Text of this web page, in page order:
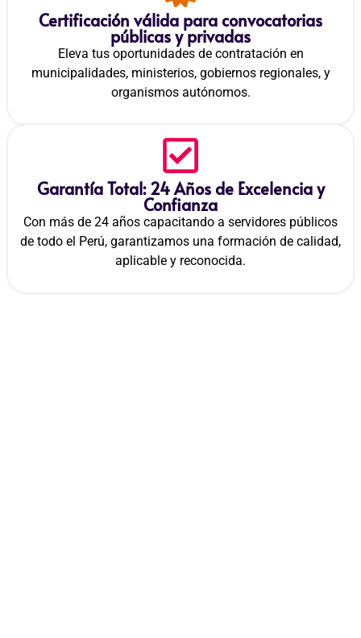
Certificación válida para convocatorias
públicas y privadas
Eleva tus oportunidades de contratación en
municipalidades, ministerios, gobiernos regionales, y
organismos autónomos.
Garantía Total: 24 Años de Excelencia y
Confianza
Con más de 24 años capacitando a servidores públicos
de todo el Perú, garantizamos una formación de calidad,
aplicable y reconocida.